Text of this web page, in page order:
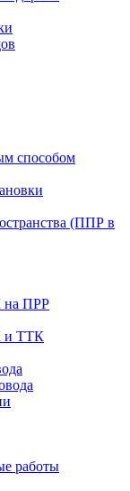
способом
(ППР в
на ПРР
и ТТК
работы